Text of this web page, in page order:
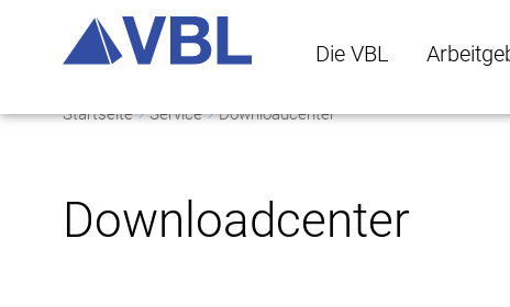
Die VBL
Startseite Service Downloadcenter
Downloadcenter